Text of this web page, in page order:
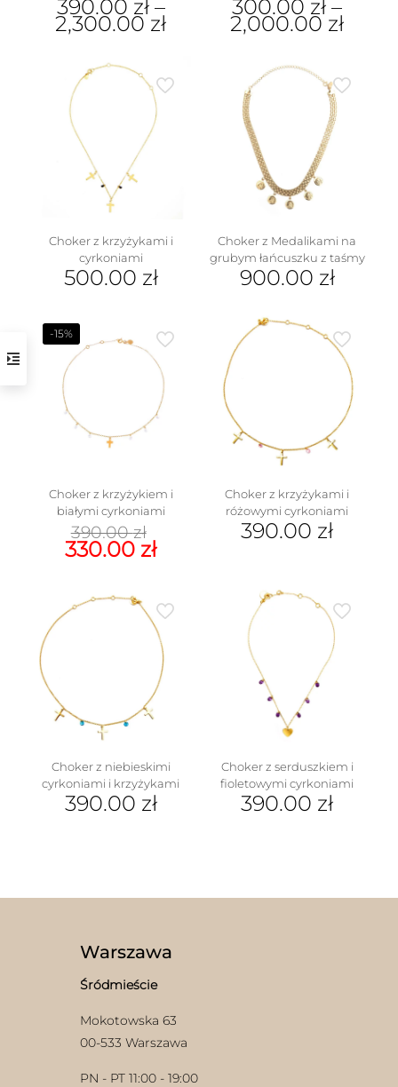
390.00 zł–
2,300.00 zł
produkt
wariantów.
można
wybrać
na
stronie
produktu
300.00 zł –
2,000.00 zł
produkt
wariantów.
można
wybrać
na
stronie
produktu
Choker z krzyżykami i
cyrkoniami
500.00 zł
Choker z Medalikami na
grubym łańcuszku z taśmy
900.00 zł
-15%
Choker z krzyżykiem i
białymi cyrkoniami
390.00zł Pierwotna
cena
wynosiła:
330.00 złAktualna
330.00 zł.
Choker z krzyżykami i
różowymi cyrkoniami
390.00 zł
Choker z niebieskimi
cyrkoniami i krzyżykami
390.00 zł
Choker z serduszkiem i
fioletowymi cyrkoniami
390.00 zł
Warszawa
Śródmieście
Mokotowska 63
00-533 Warszawa
PN - PT 11:00 - 19:00